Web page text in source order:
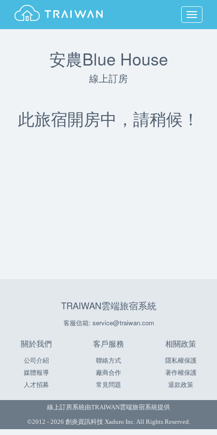
MENU
安農Blue House
線上訂房
此旅宿開房中，請稍候！
TRAIWAN雲端旅宿系統
客服信箱: service@traiwan.com
關於我們
公司介紹
媒體報導
人才招募
客戶服務
聯絡方式
廠商合作
常見問題
相關政策
隱私權保護
著作權保護
退款政策
線上訂房系統由TRAIWAN雲端旅宿系統提供
©2012 - 2026 創炎資訊科技 Xaduro Inc. All Rights Reserved.